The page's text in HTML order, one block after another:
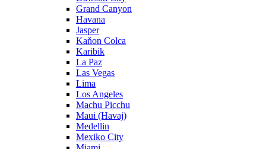
Grand Canyon
Havana
Jasper
Kaňon Colca
Karibik
La Paz
Las Vegas
Lima
Los Angeles
Machu Picchu
Maui (Havaj)
Medellin
Mexiko City